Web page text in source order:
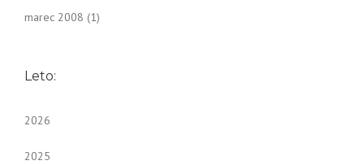
marec 2008 (1)
Leto:
2026
2025